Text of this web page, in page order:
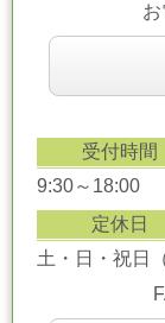
受付時間
9:30～18:00
定休日
土・日・祝日